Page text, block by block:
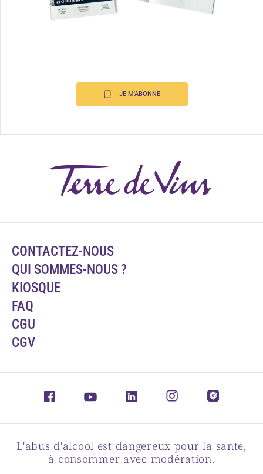
JE M'ABONNE
CONTACTEZ-NOUS
QUI SOMMES-NOUS ?
KIOSQUE
FAQ
CGU
CGV
L'abus d'alcool est dangereux pour la santé,
à consommer avec modération.